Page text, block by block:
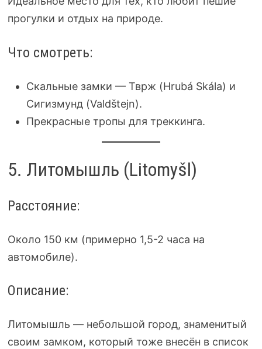
прогулки и отдых на природе.
Что смотреть:
Скальныe замки — Тврж (Hrubá Skála) и
Сигизмунд (Valdštejn).
Прекрасные тропы для треккинга.
5. Литомышль (Litomyšl)
Расстояние:
Около 150 км (примерно 1,5-2 часа на
автомобиле).
Описание:
Литомышль — небольшой город, знаменитый
своим замком, который тоже внесён в список